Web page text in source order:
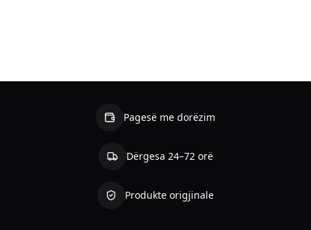
Pagesë me dorëzim
Dërgesa 24–72 orë
Produkte origjinale